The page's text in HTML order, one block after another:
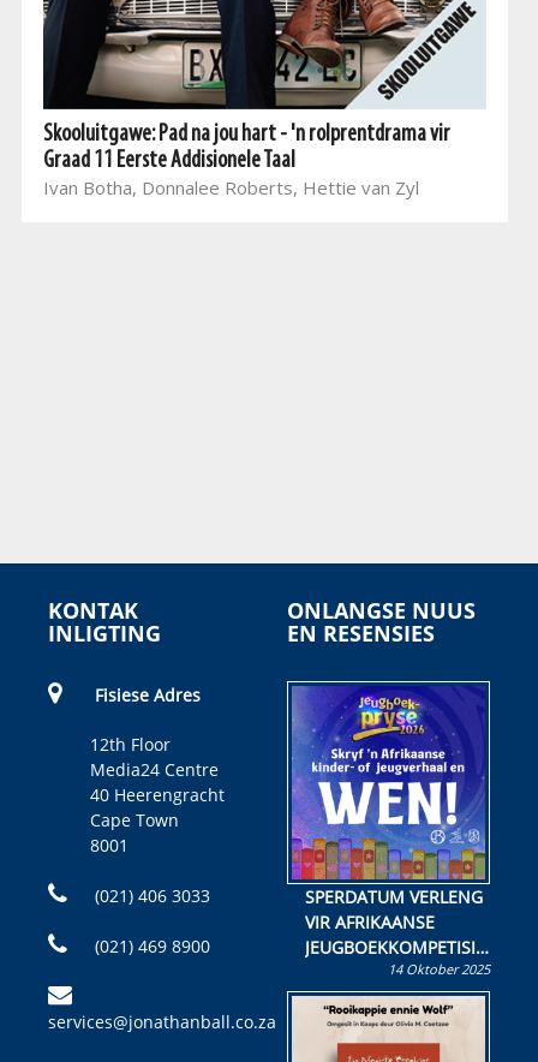
Skooluitgawe: Pad na jou hart - 'n rolprentdrama vir
Graad 11 Eerste Addisionele Taal
Ivan Botha, Donnalee Roberts, Hettie van Zyl
KONTAK
INLIGTING
Fisiese Adres
12th Floor
Media24 Centre
40 Heerengracht
Cape Town
8001
(021) 406 3033
(021) 469 8900
services@jonathanball.co.za
ONLANGSE NUUS
EN RESENSIES
SPERDATUM VERLENG
VIR AFRIKAANSE
JEUGBOEKKOMPETISIE
Skryf ’n jeugboek of
kinderboek en staan ’n
kans om R50 000 te
wen!
14 Oktober 2025